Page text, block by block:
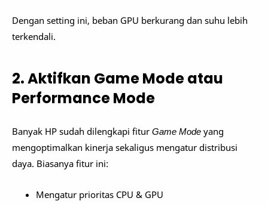
Dengan setting ini, beban GPU berkurang dan suhu lebih
terkendali.
2. Aktifkan Game Mode atau
Performance Mode
Banyak HP sudah dilengkapi fitur Game Mode yang
mengoptimalkan kinerja sekaligus mengatur distribusi
daya. Biasanya fitur ini:
Mengatur prioritas CPU & GPU